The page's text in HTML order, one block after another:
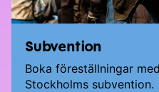
Subvention
Boka föreställningar
Stockholms subvention.